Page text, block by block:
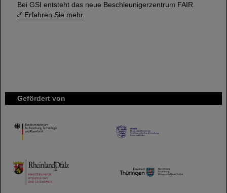
Bei GSI entsteht das neue Beschleunigerzentrum FAIR.
Erfahren Sie mehr.
Gefördert von
HMWK
TMWWDG